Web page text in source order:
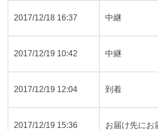
2017/12/18 16:37 中継
2017/12/19 10:42 中継
2017/12/19 12:04 到着
2017/12/19 15:36 お届け先にお